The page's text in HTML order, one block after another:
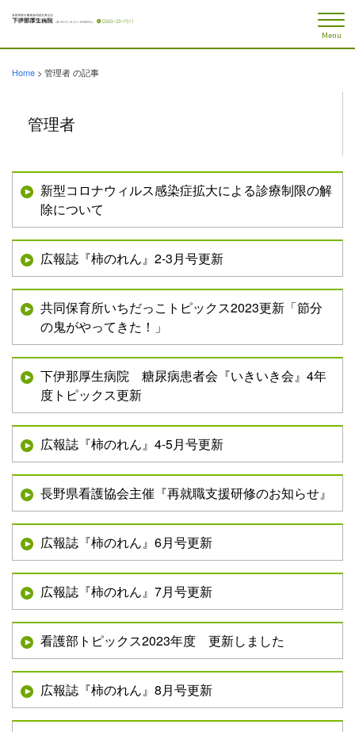
Menu
Home > 管理者 の記事
管理者
新型コロナウィルス感染症拡大による診療制限の解
除について
広報誌『柿のれん』2-3月号更新
共同保育所いちだっこトピックス2023更新「節分
の鬼がやってきた！」
下伊那厚生病院 糖尿病患者会『いきいき会』4年
度トピックス更新
広報誌『柿のれん』4-5月号更新
長野県看護協会主催『再就職支援研修のお知らせ』
広報誌『柿のれん』6月号更新
広報誌『柿のれん』7月号更新
看護部トピックス2023年度 更新しました
広報誌『柿のれん』8月号更新